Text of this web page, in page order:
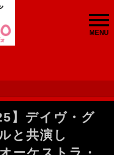
MENU
】デイヴ・グ
と共演し